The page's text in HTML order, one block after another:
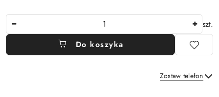
szt.
Do koszyka
Zostaw telefon